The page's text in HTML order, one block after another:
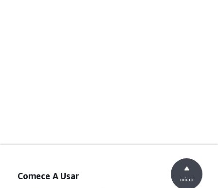
Comece A Usar início